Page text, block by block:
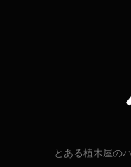
とある植木屋の